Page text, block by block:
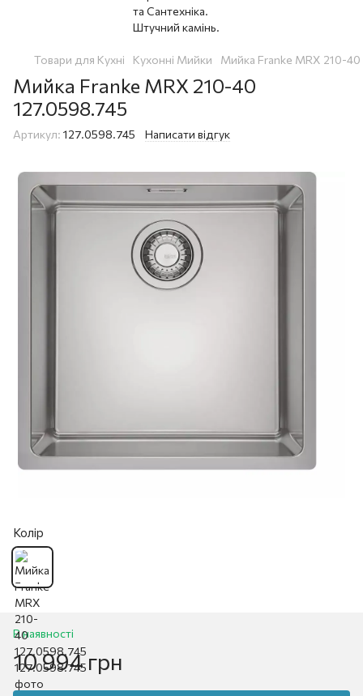
Товари для Кухні Кухонні Мийки Мийка Franke MRX 210-
Мийка Franke MRX 210-40
127.0598.745
Артикул: 127.0598.745 Написати відгук
Колір
В наявності
10 994 грн